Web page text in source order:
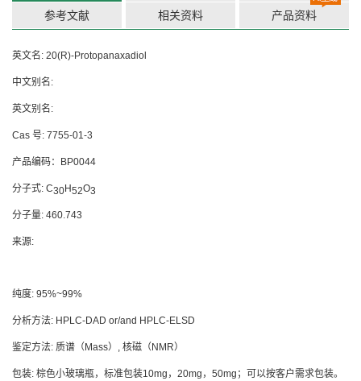
参考文献 相关资料 产品资料
英文名: 20(R)-Protopanaxadiol
中文别名:
英文别名:
Cas 号: 7755-01-3
产品编码：BP0044
分子式: C30H52O3
分子量: 460.743
来源:
纯度: 95%~99%
分析方法: HPLC-DAD or/and HPLC-ELSD
鉴定方法: 质谱（Mass）, 核磁（NMR）
包装: 棕色小玻璃瓶，标准包装10mg，20mg，50mg；可以按客户需求包装。